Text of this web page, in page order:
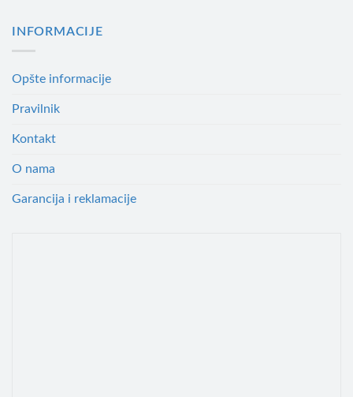
INFORMACIJE
Opšte informacije
Pravilnik
Kontakt
O nama
Garancija i reklamacije